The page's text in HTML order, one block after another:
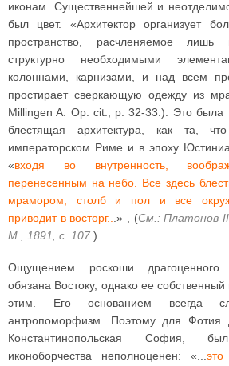
иконам. Существеннейшей и
был цвет. «Архитектор организует
пространство, расчленяемое
структурно необходимыми
колоннами, карнизами, и над всем
простирает сверкающую одежду из
Millingen A. Op. cit., p. 32-33.). Это была
блестящая архитектура, как та, что
императорском Риме и в эпоху
«входя во внутренность,
перенесенным на небо. Все здесь
мрамором; столб и пол и все
приводит в восторг..
.» , (См.: Платонов
М., 1891, с. 107. ).
Ощущением роскоши драгоценного
обязана Востоку, однако ее собственный
этим. Его основанием всегда
антропоморфизм. Поэтому для Фотия
Константинопольская София,
иконоборчества неполноценен: «...